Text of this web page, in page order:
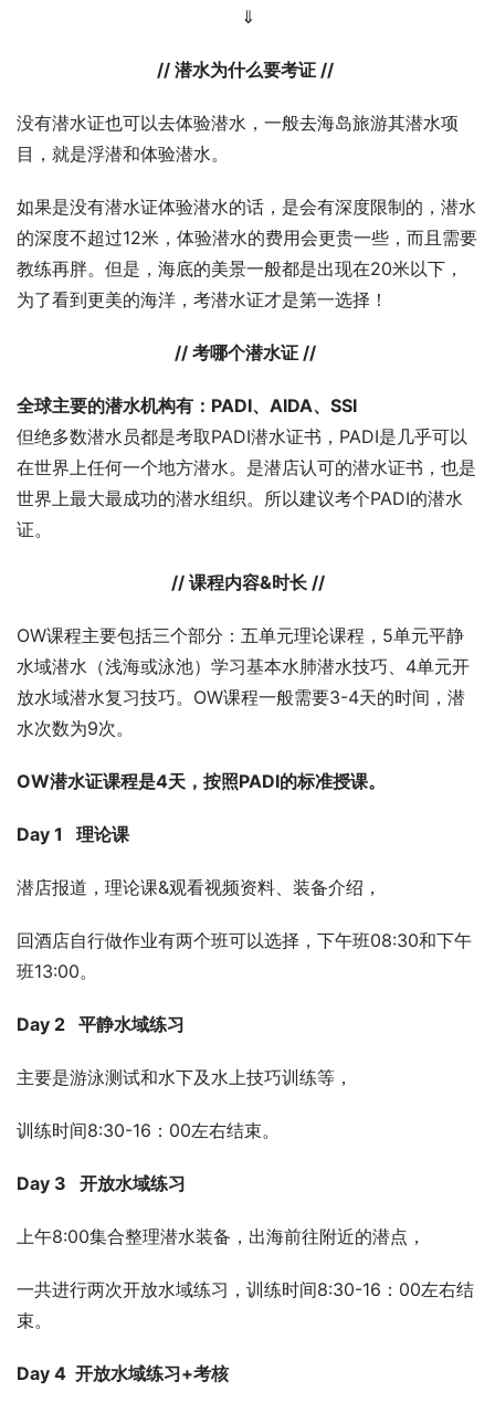
⇓
// 潜水为什么要考证 //
没有潜水证也可以去体验潜水，一般去海岛旅游其潜水项
目，就是浮潜和体验潜水。
如果是没有潜水证体验潜水的话，是会有深度限制的，潜水
的深度不超过12米，体验潜水的费用会更贵一些，而且需要
教练再胖。但是，海底的美景一般都是出现在20米以下，
为了看到更美的海洋，考潜水证才是第一选择！
// 考哪个潜水证 //
全球主要的潜水机构有： PADI、AIDA、SSI
但绝多数潜水员都是考取PADI潜水证书，PADI是几乎可以
在世界上任何一个地方潜水。是潜店认可的潜水证书，也是
世界上最大最成功的潜水组织。所以建议考个PADI的潜水
证。
// 课程内容&时长 //
OW课程主要包括三个部分：五单元理论课程，5单元平静
水域潜水（浅海或泳池）学习基本水肺潜水技巧、4单元开
放水域潜水复习技巧。OW课程一般需要3-4天的时间，潜
水次数为9次。
OW潜水证课程是4天，按照PADI的标准授课。
Day 1 理论课
潜店报道，理论课&观看视频资料、装备介绍，
回酒店自行做作业有两个班可以选择，下午班08:30和下午
班13:00。
Day 2 平静水域练习
主要是游泳测试和水下及水上技巧训练等，
训练时间8:30-16：00左右结束。
Day 3 开放水域练习
上午8:00集合整理潜水装备，出海前往附近的潜点，
一共进行两次开放水域练习，训练时间8:30-16：00左右结
束。
Day 4 开放水域练习+考核